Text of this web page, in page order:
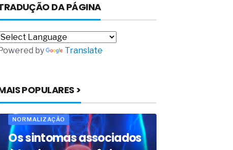
DA PÁGINA
Powered by Translate
POPULARES >
NORMALIZAÇÃO
Os sintomas associados